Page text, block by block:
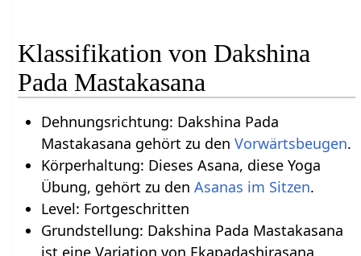
Klassifikation von Dakshina
Pada Mastakasana
Dehnungsrichtung: Dakshina Pada
Mastakasana gehört zu den Vorwärtsbeugen.
Körperhaltung: Dieses Asana, diese Yoga
Übung, gehört zu den Asanas im Sitzen.
Level: Fortgeschritten
Grundstellung: Dakshina Pada Mastakasana
ist eine Variation von Ekapadashirasana,